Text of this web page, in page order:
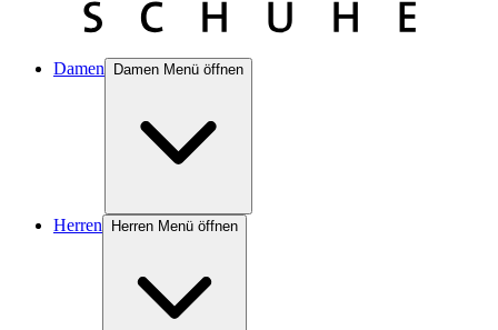
Damen Damen Menü öffnen
Herren Herren Menü öffnen